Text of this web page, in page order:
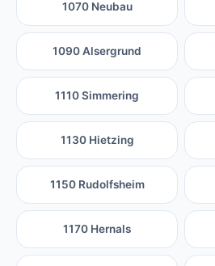
1070 Neubau
1090 Alsergrund
1110 Simmering
1130 Hietzing
1150 Rudolfsheim
1170 Hernals